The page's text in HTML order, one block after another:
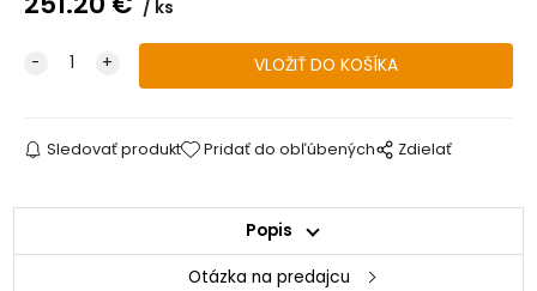
ks
Sledovať produkt Pridať do obľúbených Zdielať
Popis
Otázka na predajcu